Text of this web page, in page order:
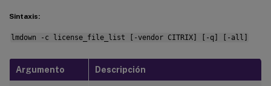
Sintaxis:
lmdown -c license_file_list [-vendor CITRIX] [-q] [-all]
Argumento Descripción